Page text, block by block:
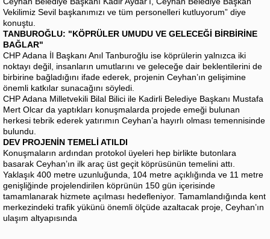
Vekilimiz Sevil başkanımızı ve tüm personelleri kutluyorum” diye
konuştu.
TANBUROĞLU: "KÖPRÜLER UMUDU VE GELECEĞİ BİRBİRİNE
BAĞLAR"
CHP Adana İl Başkanı Anıl Tanburoğlu ise köprülerin yalnızca iki
noktayı değil, insanların umutlarını ve geleceğe dair beklentilerini de
birbirine bağladığını ifade ederek, projenin Ceyhan’ın gelişimine
önemli katkılar sunacağını söyledi.
CHP Adana Milletvekili Bilal Bilici ile Kadirli Belediye Başkanı Mustafa
Mert Olcar da yaptıkları konuşmalarda projede emeği bulunan
herkesi tebrik ederek yatırımın Ceyhan’a hayırlı olması temennisinde
bulundu.
DEV PROJENİN TEMELİ ATILDI
Konuşmaların ardından protokol üyeleri hep birlikte butonlara
basarak Ceyhan’ın ilk araç üst geçit köprüsünün temelini attı.
Yaklaşık 400 metre uzunluğunda, 104 metre açıklığında ve 11 metre
genişliğinde projelendirilen köprünün 150 gün içerisinde
tamamlanarak hizmete açılması hedefleniyor. Tamamlandığında kent
merkezindeki trafik yükünü önemli ölçüde azaltacak proje, Ceyhan’ın
ulaşım altyapısında